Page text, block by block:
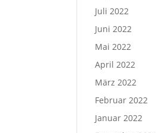
Juli 2022
Juni 2022
Mai 2022
April 2022
März 2022
Februar 2022
Januar 2022